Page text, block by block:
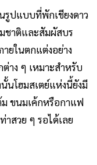
รูปแบบที่พักเชียงดาว
ชาติและสัมผัสบร
ายในตกแต่งอย่าง
ต่าง ๆ เหมาะสำหรับ
นโฮมสเตย์แห่งนี้ยังมี
ม ขนมเค้กหรือกาแฟ
าสวย ๆ รอได้เลย